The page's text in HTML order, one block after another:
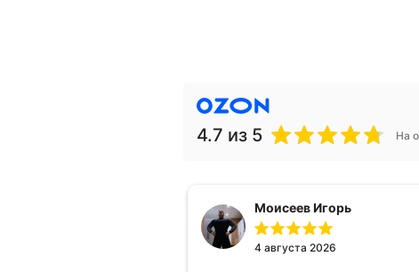
4.7 из 5 На
Моисеев Игорь
4 августа 2026